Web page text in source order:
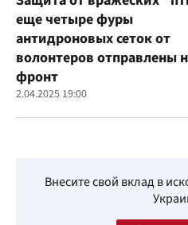
еще четыре фуры
антидроновых сеток от
волонтеров отправлены
фронт
2.04.2025 19:00
Внесите свой вклад в